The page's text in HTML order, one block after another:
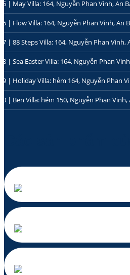
| May Villa: 164, Nguyễn Phan Vinh, An
| Flow Villa: 164, Nguyễn Phan Vinh, An
| 88 Steps Villa: 164, Nguyễn Phan Vinh,
| Sea Easter Villa: 164, Nguyễn Phan
| Holiday Villa: hẻm 164, Nguyễn Phan
| Ben Villa: hẻm 150, Nguyễn Phan Vinh,